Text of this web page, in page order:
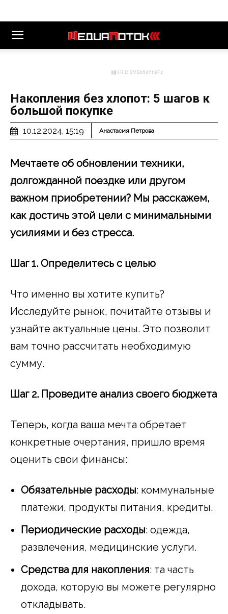
ERID:2VSb5xYhkFz
Накопления без хлопот: 5 шагов к
большой покупке
10.12.2024, 15:19 Анастасия Петрова
Мечтаете об обновлении техники,
долгожданной поездке или другом
важном приобретении? Мы расскажем,
как достичь этой цели с минимальными
усилиями и без стресса.
Шаг 1. Определитесь с целью
Что именно вы хотите купить?
Исследуйте рынок, почитайте отзывы и
узнайте актуальные цены. Это позволит
вам точно рассчитать необходимую
сумму.
Шаг 2. Проведите анализ своего бюджета
Теперь, когда ваша мечта обретает
конкретные очертания, пришло время
оценить свои финансы:
Обязательные расходы: коммунальные
платежи, продукты питания, кредиты.
Периодические расходы: одежда,
развлечения, медицинские услуги.
Средства для накопления: та часть
дохода, которую вы можете регулярно
откладывать.